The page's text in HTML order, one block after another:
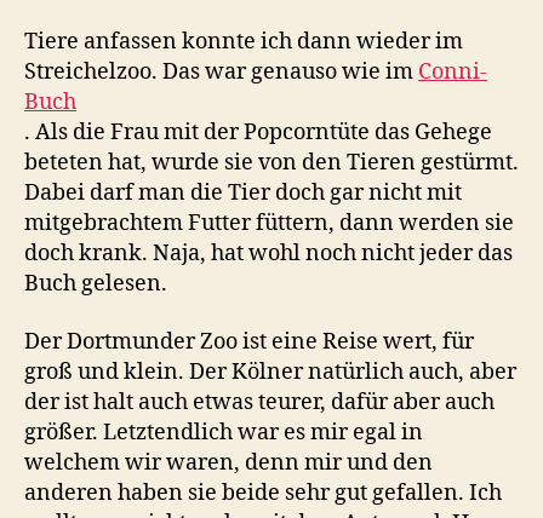
Tiere anfassen konnte ich dann wieder im
Streichelzoo. Das war genauso wie im Conni-
Buch
. Als die Frau mit der Popcorntüte das Gehege
beteten hat, wurde sie von den Tieren gestürmt.
Dabei darf man die Tier doch gar nicht mit
mitgebrachtem Futter füttern, dann werden sie
doch krank. Naja, hat wohl noch nicht jeder das
Buch gelesen.
Der Dortmunder Zoo ist eine Reise wert, für
groß und klein. Der Kölner natürlich auch, aber
der ist halt auch etwas teurer, dafür aber auch
größer. Letztendlich war es mir egal in
welchem wir waren, denn mir und den
anderen haben sie beide sehr gut gefallen. Ich